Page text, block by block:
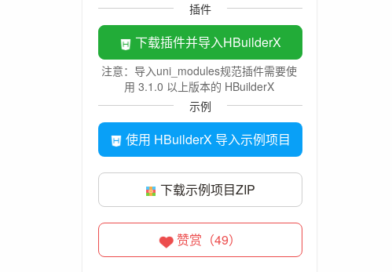
插件
下载插件并导入HBuilderX
注意：导入uni_modules规范插件需要使
用 3.1.0 以上版本的 HBuilderX
示例
使用 HBuilderX 导入示例项目
下载示例项目ZIP
赞赏（49）